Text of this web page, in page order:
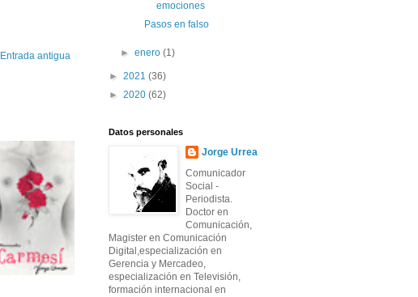
Entrada antigua
emociones
Pasos en falso
►enero(1)
► 2021 (36)
► 2020 (62)
Datos personales
Jorge Urrea
Comunicador
Social -
Periodista.
Doctor en
Comunicación,
Magister en Comunicación
Digital,especialización en
Gerencia y Mercadeo,
especialización en Televisión,
formación internacional en